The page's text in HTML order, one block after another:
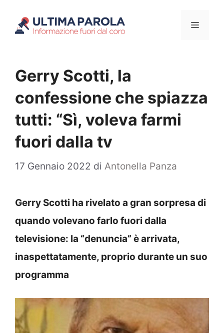
Menu
Gerry Scotti, la
confessione che spiazza
tutti: “Sì, voleva farmi
fuori dalla tv
17 Gennaio 2022 di Antonella Panza
Gerry Scotti ha rivelato a gran sorpresa di
quando volevano farlo fuori dalla
televisione: la “denuncia” è arrivata,
inaspettatamente, proprio durante un suo
programma